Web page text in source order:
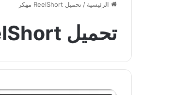
الرئيسية / تحميل ReelShort مهكر
تحميل ReelShort مهكر